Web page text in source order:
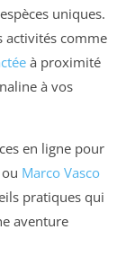
uniques.
activités comme
à proximité
à vos
en ligne pour
ou Marco Vasco
pratiques qui
aventure